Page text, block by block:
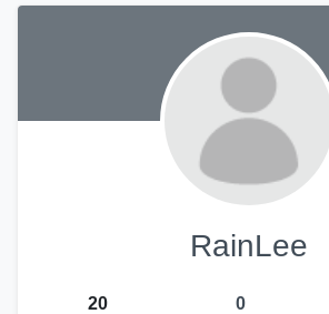
RainLee
20
0